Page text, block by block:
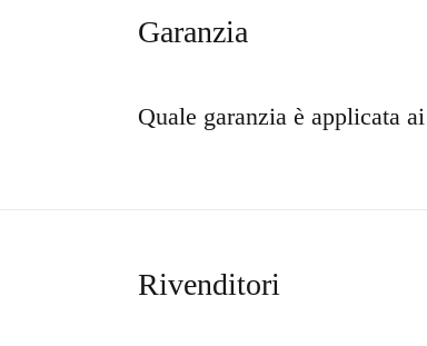
Garanzia
Quale garanzia è applicata
Rivenditori